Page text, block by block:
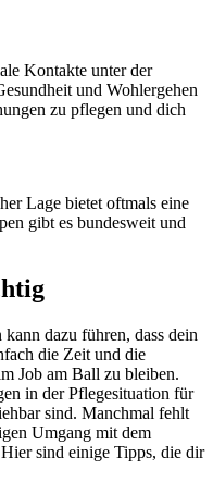
Kontakte unter der
und Wohlergehen
zu pflegen und dich
Lage bietet oftmals eine
gibt es bundesweit und
dazu führen, dass dein
die Zeit und die
Job am Ball zu bleiben.
in der Pflegesituation für
sind. Manchmal fehlt
Umgang mit dem
sind einige Tipps, die dir